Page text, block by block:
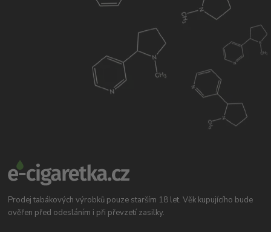
Prodej tabákových výrobků pouze starším 18 let. Věk kupujícího bude
ověřen před odesláním i při převzetí zasilky.